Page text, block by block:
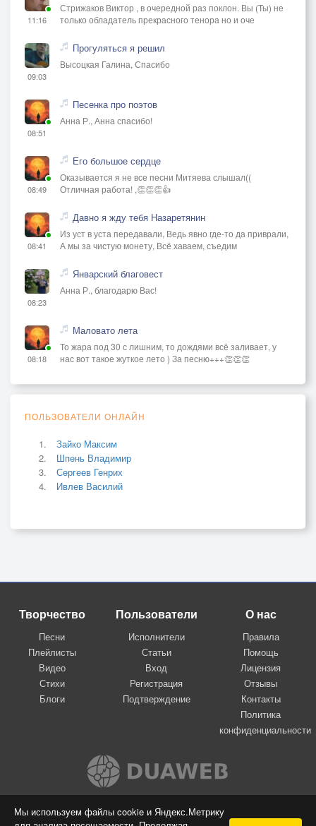
Мы используем файлы cookie и Яндекс.Метрику
11:16
Стрижаков Виктор , в очередной раз поклон. Вы (Ты) не
только обладатель прекрасного тенора но и оче
09:03
Прогуляться я решил
Высоцкая Галина, Спасибо
08:51
Песенка про поэтов
Анна Р., Анна спасибо!
08:49
Его большое сердце
Оказывается я не все песни Митяева слышал((
Отличная работа! ,👏👏👏👍
08:41
Давно я жду тебя Назаретянин
Из уст в уста передавали, Ведь явно где-то да приврали,
А мы за чистую монету, Всё хаваем, съедим
08:23
Январский благовест
Анна Р., благодарю Вас!
08:18
Маловато лета
То жара под 30 с лишним, то дождями всё заливает, у
нас вот такое жуткое лето ) За песню+++👏👏👏
ПОЛЬЗОВАТЕЛИ ОНЛАЙН
Зайко Максим
Шпень Владимир
Сергеев Генрих
Ивлев Василий
Творчество
Песни
Плейлисты
Видео
Стихи
Блоги
Пользователи
Исполнители
Статьи
Вход
Регистрация
Подтверждение
О нас
Правила
Помощь
Лицензия
Отзывы
Контакты
Политика
конфиденциальности
Вконтакте